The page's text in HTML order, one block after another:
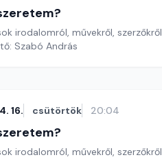
irodalomról, művekről, szerzőkről
Szabó András
16. csütörtök 20:04
irodalomról, művekről, szerzőkről